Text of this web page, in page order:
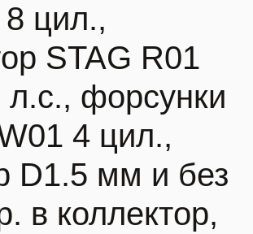
цил.,
STAG R01
л.с., форсунки
4 цил.,
D1.5 мм и без
в коллектор,